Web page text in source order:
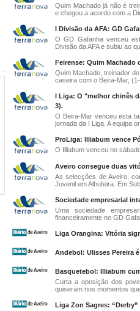
Quim Machado já não é
e chegou a acordo com a
I Divisão da AFA: GD
O GD Gafanha venceu
Divisão da AFA e subiu ao
Feirense: Quim Machado
Quim Machado, treinador
caseira com o Beira-Mar,
I Liga: O "melhor chinês
3).
O Beira-Mar venceu esta
jornada da I Liga. A equipa
ProLiga: Illiabum vence
O Illiabum venceu no
Aveiro consegue duas
As selecções de Aveiro,
Juvenil em Albufeira. Em
Sociedade empresarial
Uma sociedade
financeiramente no GD
Liga Orangina: Vitória
Andebol: Ulisses Pereira
Basquetebol: Illiabum
Curta a oposição dos
quiseram nos momentos
Liga Zon Sagres: